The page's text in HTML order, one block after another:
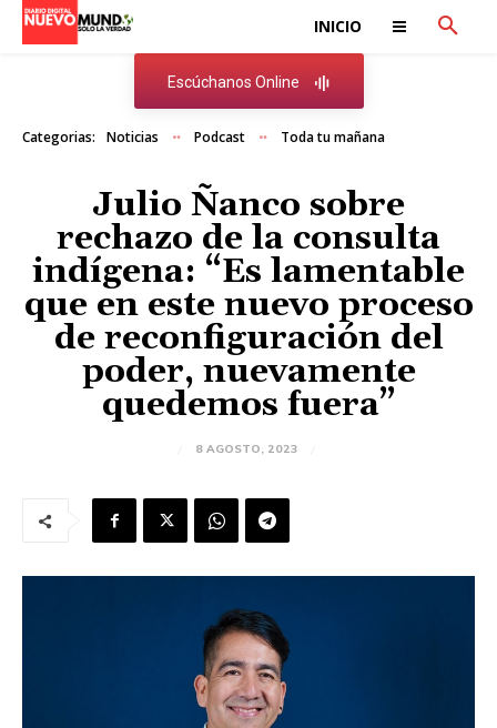
INICIO
Escúchanos Online
Categorias: Noticias Podcast Toda tu mañana
Julio Ñanco sobre
rechazo de la consulta
indígena: “Es lamentable
que en este nuevo proceso
de reconfiguración del
poder, nuevamente
quedemos fuera”
8 AGOSTO, 2023